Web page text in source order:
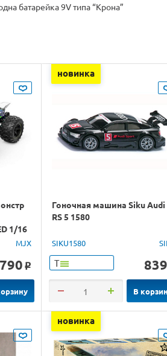
батарейка 9V типа “Крона”
1/16
MJX
o
новинка
Гоночная машина Siku Audi
RS 5 1580
SIKU1580
Т 839
В
новинка